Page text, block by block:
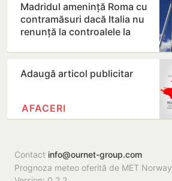
Madridul amenință Roma cu
contramăsuri dacă Italia nu
renunță la controalele la
Adaugă articol publicitar
AFACERI
Contact info@ournet-group.com
Prognoza meteo oferită de MET Norway